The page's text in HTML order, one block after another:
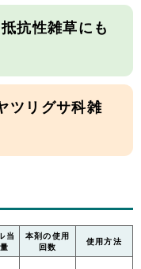
抗性雑草にも
ツリグサ科雑
当
本剤の使用
回数
使用方法